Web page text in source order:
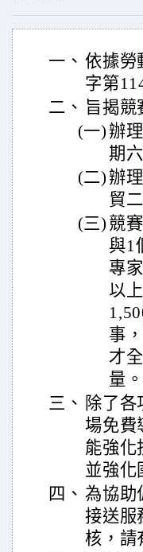
一、 依據勞
字第
二、 旨揭競
(一)辦
期
(二)辦
貿
(三) 競
與1
專
以
事
才
量。
三、 除了
場免費
能強化
並強化
四、 為協助
接送服
核，請